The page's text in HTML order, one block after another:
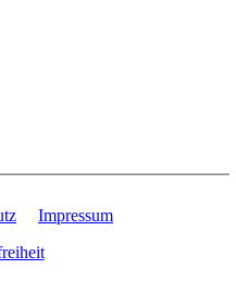
Impressum